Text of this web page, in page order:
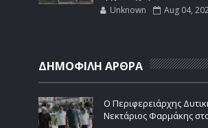
Unknown Aug 04,
ΔΗΜΟΦΙΛΗ ΑΡΘΡΑ
Ο Περιφερειάρχης
Νεκτάριος Φαρμάκης